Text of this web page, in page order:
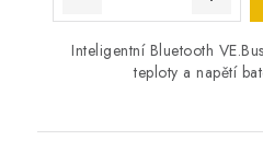
Inteligentní Bluetooth
teploty a napětí